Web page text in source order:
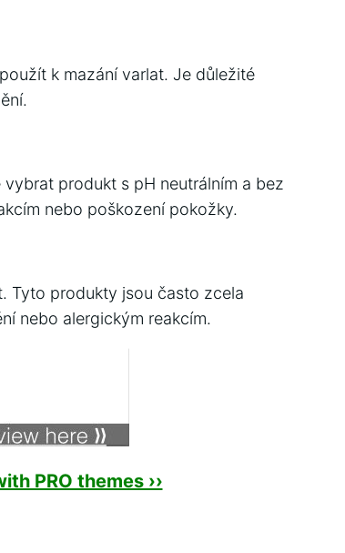
k mazání varlat. Je důležité
produkt s pH neutrálním a bez
nebo poškození pokožky.
Tyto produkty jsou často zcela
nebo alergickým reakcím.
PRO themes ››